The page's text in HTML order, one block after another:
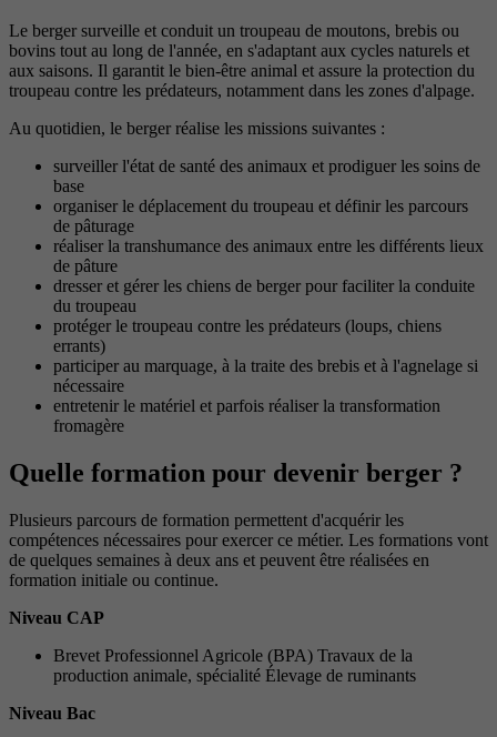
Le berger surveille et conduit un troupeau de moutons, brebis ou
bovins tout au long de l'année, en s'adaptant aux cycles naturels et
aux saisons. Il garantit le bien-être animal et assure la protection du
troupeau contre les prédateurs, notamment dans les zones d'alpage.
Au quotidien, le berger réalise les missions suivantes :
surveiller l'état de santé des animaux et prodiguer les soins de
base
organiser le déplacement du troupeau et définir les parcours
de pâturage
réaliser la transhumance des animaux entre les différents lieux
de pâture
dresser et gérer les chiens de berger pour faciliter la conduite
du troupeau
protéger le troupeau contre les prédateurs (loups, chiens
errants)
participer au marquage, à la traite des brebis et à l'agnelage si
nécessaire
entretenir le matériel et parfois réaliser la transformation
fromagère
Quelle formation pour devenir berger ?
Plusieurs parcours de formation permettent d'acquérir les
compétences nécessaires pour exercer ce métier. Les formations vont
de quelques semaines à deux ans et peuvent être réalisées en
formation initiale ou continue.
Niveau CAP
Brevet Professionnel Agricole (BPA) Travaux de la
production animale, spécialité Élevage de ruminants
Niveau Bac